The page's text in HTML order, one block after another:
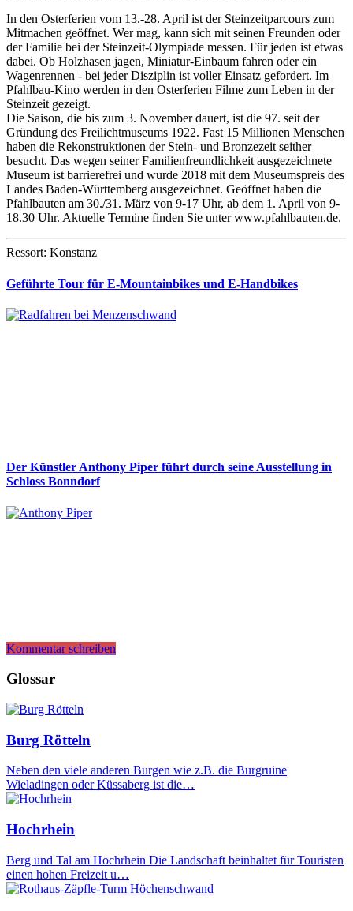
In den Osterferien vom 13.-28. April ist der Steinzeitparcours zum
Mitmachen geöffnet. Wer mag, kann sich mit seinen Freunden oder
der Familie bei der Steinzeit-Olympiade messen. Für jeden ist etwas
dabei. Ob Holzhasen jagen, Miniatur-Einbaum fahren oder ein
Wagenrennen - bei jeder Disziplin ist voller Einsatz gefordert. Im
Pfahlbau-Kino werden in den Osterferien Filme zum Leben in der
Steinzeit gezeigt.
Die Saison, die bis zum 3. November dauert, ist die 97. seit der
Gründung des Freilichtmuseums 1922. Fast 15 Millionen Menschen
haben die Rekonstruktionen der Stein- und Bronzezeit seither
besucht. Das wegen seiner Familienfreundlichkeit ausgezeichnete
Museum ist barrierefrei und wurde 2018 mit dem Museumspreis des
Landes Baden-Württemberg ausgezeichnet. Geöffnet haben die
Pfahlbauten am 30./31. März von 9-17 Uhr, ab dem 1. April von 9-
18.30 Uhr. Aktuelle Termine finden Sie unter www.pfahlbauten.de.
Ressort: Konstanz
Geführte Tour für E-Mountainbikes und E-Handbikes
Der Künstler Anthony Piper führt durch seine Ausstellung in
Schloss Bonndorf
Kommentar schreiben
Glossar
Burg Rötteln
Neben den viele anderen Burgen wie z.B. die Burgruine
Wieladingen oder Küssaberg ist die…
Hochrhein
Berg und Tal am Hochrhein Die Landschaft beinhaltet für Touristen
einen hohen Freizeit u…